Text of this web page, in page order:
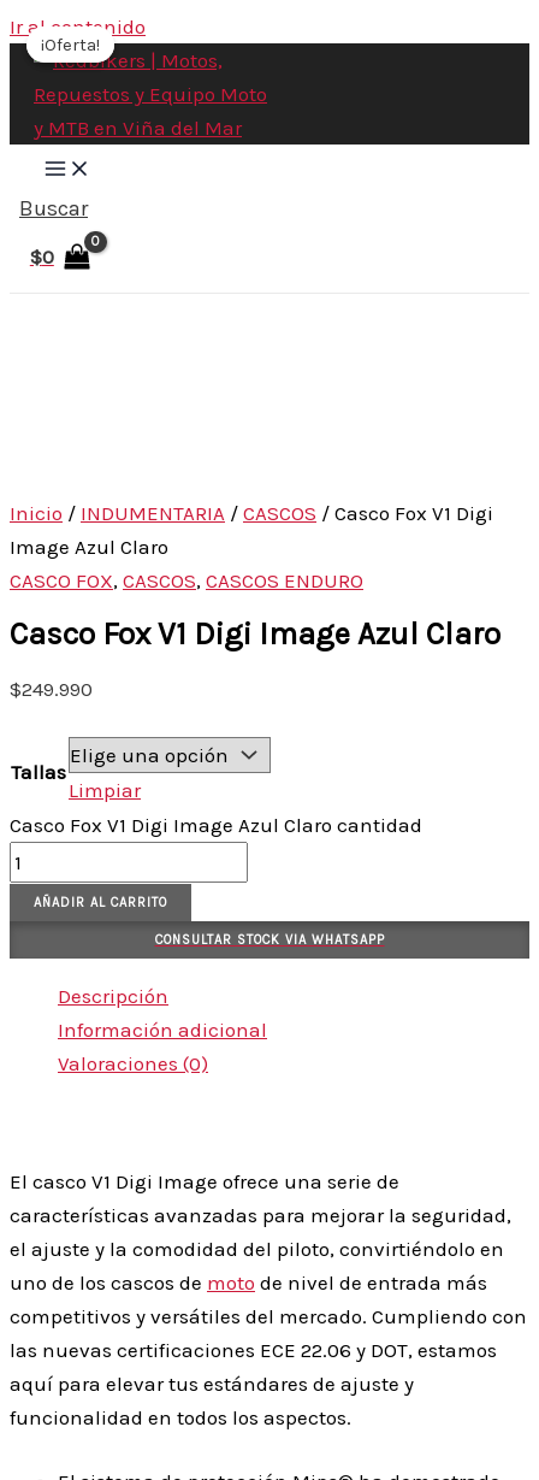
Ir al contenido
Buscar
$0
Inicio / INDUMENTARIA / CASCOS / Casco Fox V1 Digi
Image Azul Claro
CASCO FOX, CASCOS, CASCOS ENDURO
Casco Fox V1 Digi Image Azul Claro
$249.990
Tallas
Limpiar
Casco Fox V1 Digi Image Azul Claro cantidad
AÑADIR AL CARRITO
CONSULTAR STOCK VIA WHATSAPP
Descripción
Información adicional
Valoraciones (0)
El casco V1 Digi Image ofrece una serie de
características avanzadas para mejorar la seguridad,
el ajuste y la comodidad del piloto, convirtiéndolo en
uno de los cascos de moto de nivel de entrada más
competitivos y versátiles del mercado. Cumpliendo con
las nuevas certificaciones ECE 22.06 y DOT, estamos
aquí para elevar tus estándares de ajuste y
funcionalidad en todos los aspectos.
¡Oferta!
¡Oferta!